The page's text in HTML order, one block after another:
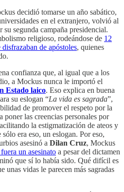
decidió tomarse un año sabático,
en el extranjero, volvió al
su segunda campaña presidencial.
religioso, rodeándose de 12
de apóstoles, quienes
confianza que, al igual que a los
a Mockus nunca le importó el
Estado laico. Eso explica en buena
su eslogan “La vida es sagrada”,
de promover el respeto por la
poner las creencias personales por
la estigmatización de ateos y
era eso, un eslogan. Por eso,
asesinó a Dilan Cruz, Mockus
un asesinato a pesar del dictamen
que sí lo había sido. Qué difícil es
unas vidas le parecen más sagradas